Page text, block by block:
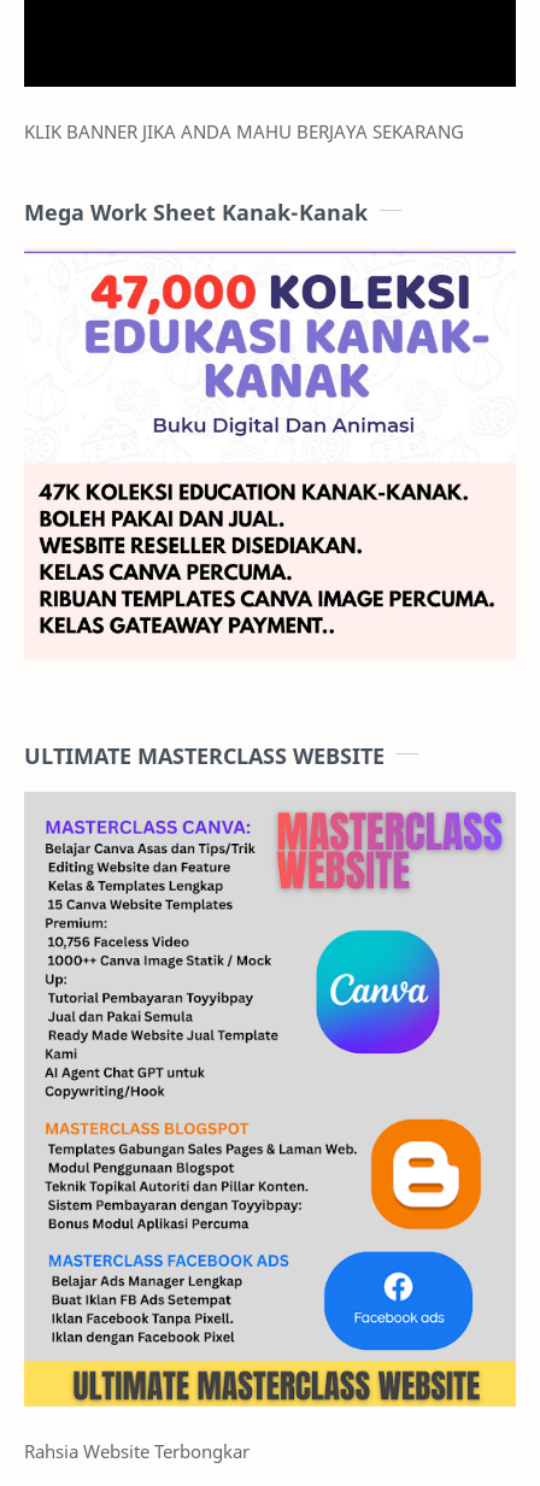
KLIK BANNER JIKA ANDA MAHU BERJAYA SEKARANG
Mega Work Sheet Kanak-Kanak
ULTIMATE MASTERCLASS WEBSITE
Rahsia Website Terbongkar